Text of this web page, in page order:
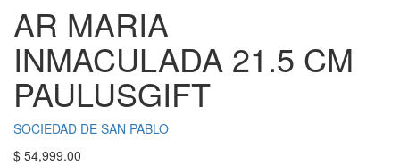
AR MARIA
INMACULADA 21.5 CM
PAULUSGIFT
SOCIEDAD DE SAN PABLO
$ 54,999.00